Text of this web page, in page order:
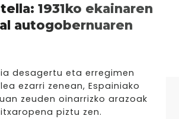
1931ko ekainaren
autogobernuaren
desagertu eta erregimen
ezarri zenean, Espainiako
zeuden oinarrizko arazoak
piztu zen.